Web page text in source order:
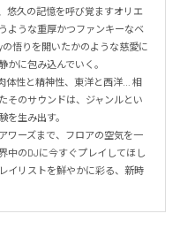
悠久の記憶を呼び覚ますオリエ
ような重厚かつファンキーなベ
悟りを開いたかのような慈愛に
に包み込んでいく。
体性と精神性、東洋と西洋… 相
そのサウンドは、ジャンルとい
を生み出す。
ワーズまで、フロアの空気を一
中のDJに今すぐプレイしてほし
イリストを鮮やかに彩る、新時